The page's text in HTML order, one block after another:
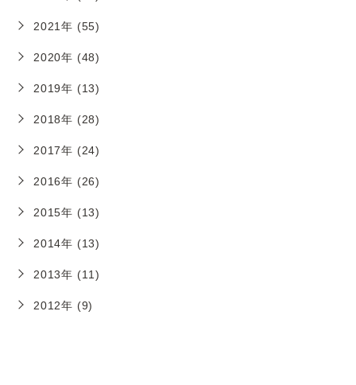
2021年 (55)
2020年 (48)
2019年 (13)
2018年 (28)
2017年 (24)
2016年 (26)
2015年 (13)
2014年 (13)
2013年 (11)
2012年 (9)